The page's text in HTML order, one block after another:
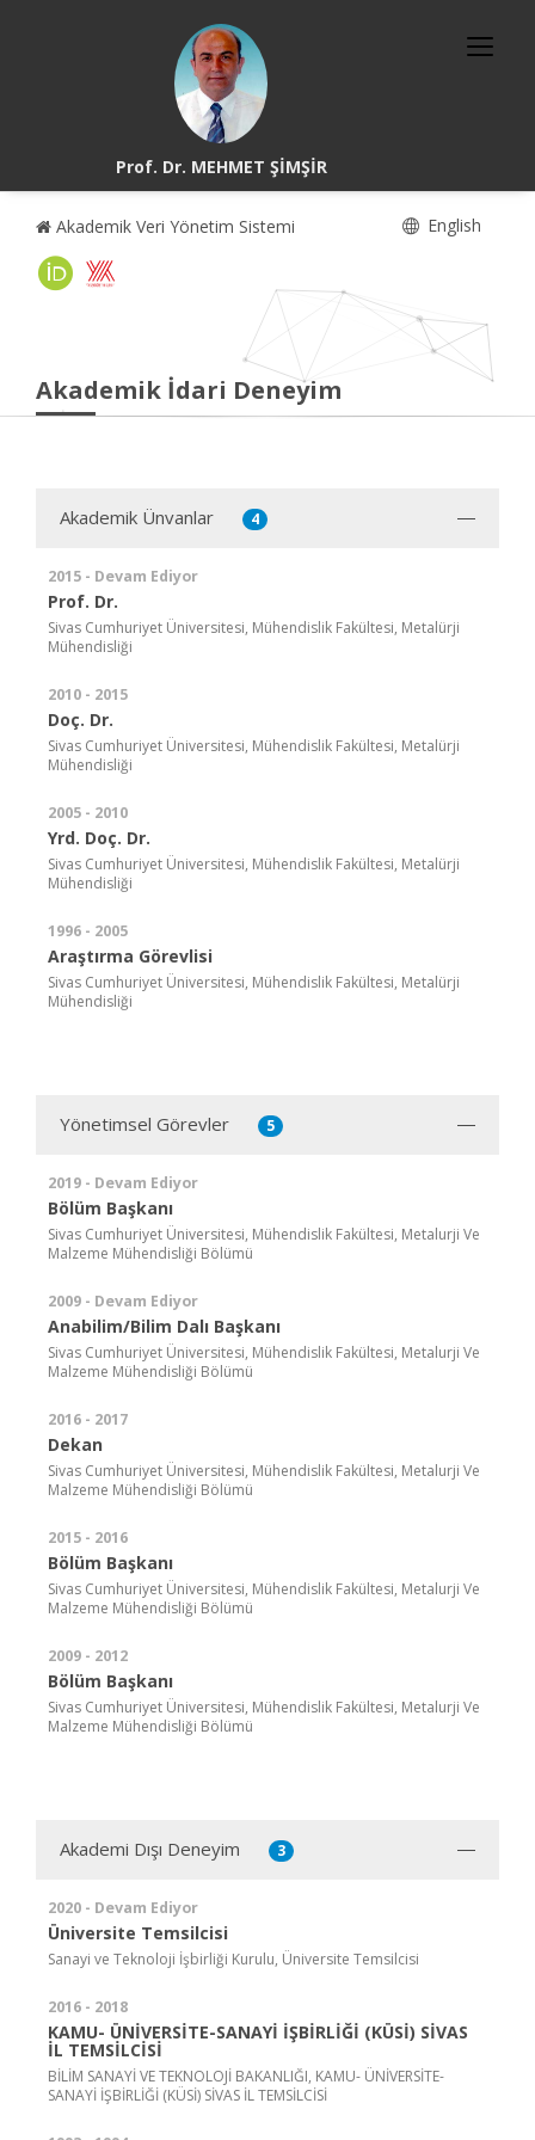
Prof. Dr. MEHMET ŞİMŞİR
Akademik Veri Yönetim Sistemi English
Akademik İdari Deneyim
Akademik Ünvanlar 4
2015 - Devam Ediyor
Prof. Dr.
Sivas Cumhuriyet Üniversitesi, Mühendislik Fakültesi, Metalürji
Mühendisliği
2010 - 2015
Doç. Dr.
Sivas Cumhuriyet Üniversitesi, Mühendislik Fakültesi, Metalürji
Mühendisliği
2005 - 2010
Yrd. Doç. Dr.
Sivas Cumhuriyet Üniversitesi, Mühendislik Fakültesi, Metalürji
Mühendisliği
1996 - 2005
Araştırma Görevlisi
Sivas Cumhuriyet Üniversitesi, Mühendislik Fakültesi, Metalürji
Mühendisliği
Yönetimsel Görevler 5
2019 - Devam Ediyor
Bölüm Başkanı
Sivas Cumhuriyet Üniversitesi, Mühendislik Fakültesi, Metalurji Ve
Malzeme Mühendisliği Bölümü
2009 - Devam Ediyor
Anabilim/Bilim Dalı Başkanı
Sivas Cumhuriyet Üniversitesi, Mühendislik Fakültesi, Metalurji Ve
Malzeme Mühendisliği Bölümü
2016 - 2017
Dekan
Sivas Cumhuriyet Üniversitesi, Mühendislik Fakültesi, Metalurji Ve
Malzeme Mühendisliği Bölümü
2015 - 2016
Bölüm Başkanı
Sivas Cumhuriyet Üniversitesi, Mühendislik Fakültesi, Metalurji Ve
Malzeme Mühendisliği Bölümü
2009 - 2012
Bölüm Başkanı
Sivas Cumhuriyet Üniversitesi, Mühendislik Fakültesi, Metalurji Ve
Malzeme Mühendisliği Bölümü
Akademi Dışı Deneyim 3
2020 - Devam Ediyor
Üniversite Temsilcisi
Sanayi ve Teknoloji İşbirliği Kurulu, Üniversite Temsilcisi
2016 - 2018
KAMU- ÜNİVERSİTE-SANAYİ İŞBİRLİĞİ (KÜSİ) SİVAS
İL TEMSİLCİSİ
BİLİM SANAYİ VE TEKNOLOJİ BAKANLIĞI, KAMU- ÜNİVERSİTE-
SANAYİ İŞBİRLİĞİ (KÜSİ) SİVAS İL TEMSİLCİSİ